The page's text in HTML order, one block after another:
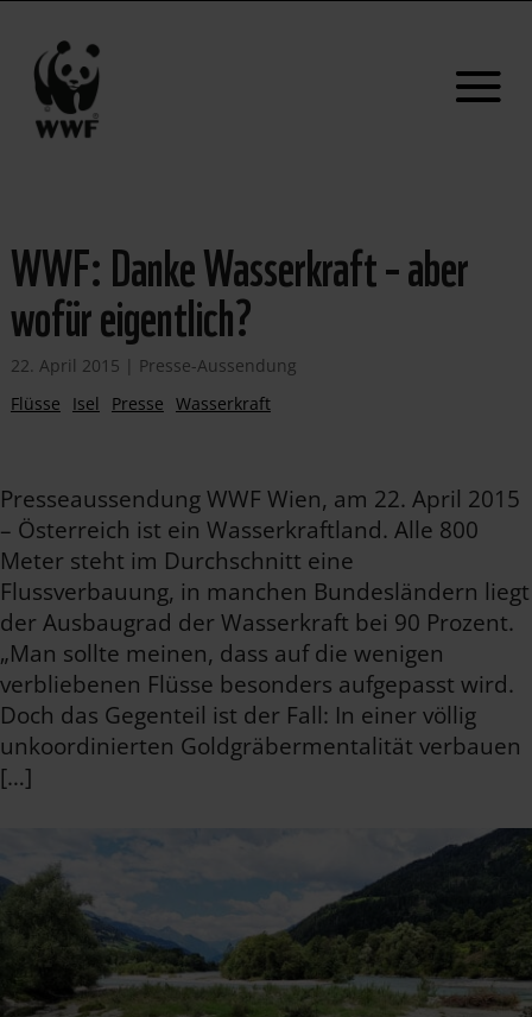
WWF: Danke Wasserkraft – aber
wofür eigentlich?
22. April 2015 | Presse-Aussendung
Flüsse
Isel Presse Wasserkraft
Presseaussendung WWF Wien, am 22. April 2015
– Österreich ist ein Wasserkraftland. Alle 800
Meter steht im Durchschnitt eine
Flussverbauung, in manchen Bundesländern liegt
der Ausbaugrad der Wasserkraft bei 90 Prozent.
„Man sollte meinen, dass auf die wenigen
verbliebenen Flüsse besonders aufgepasst wird.
Doch das Gegenteil ist der Fall: In einer völlig
unkoordinierten Goldgräbermentalität verbauen
[…]